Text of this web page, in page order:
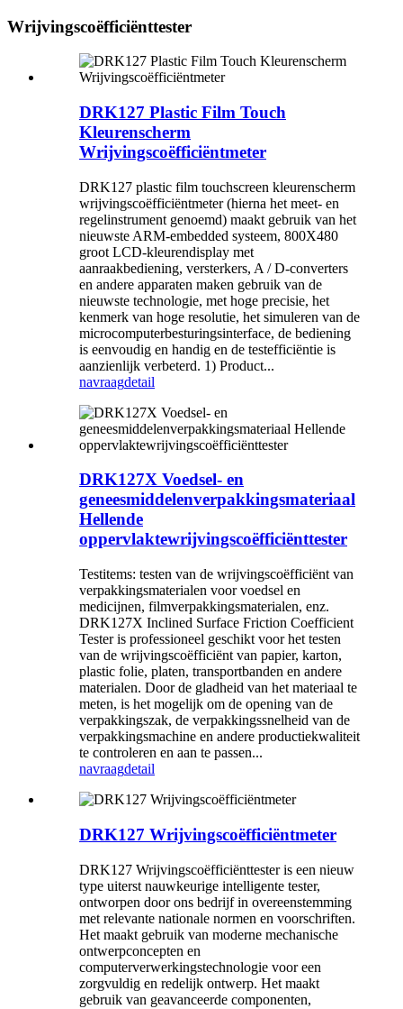
Wrijvingscoëfficiënttester
DRK127 Plastic Film Touch
Kleurenscherm
Wrijvingscoëfficiëntmeter
DRK127 plastic film touchscreen kleurenscherm
wrijvingscoëfficiëntmeter (hierna het meet- en
regelinstrument genoemd) maakt gebruik van het
nieuwste ARM-embedded systeem, 800X480
groot LCD-kleurendisplay met
aanraakbediening, versterkers, A / D-converters
en andere apparaten maken gebruik van de
nieuwste technologie, met hoge precisie, het
kenmerk van hoge resolutie, het simuleren van de
microcomputerbesturingsinterface, de bediening
is eenvoudig en handig en de testefficiëntie is
aanzienlijk verbeterd. 1) Product...
navraagdetail
DRK127X Voedsel- en
geneesmiddelenverpakkingsmateriaal
Hellende
oppervlaktewrijvingscoëfficiënttester
Testitems: testen van de wrijvingscoëfficiënt van
verpakkingsmaterialen voor voedsel en
medicijnen, filmverpakkingsmaterialen, enz.
DRK127X Inclined Surface Friction Coefficient
Tester is professioneel geschikt voor het testen
van de wrijvingscoëfficiënt van papier, karton,
plastic folie, platen, transportbanden en andere
materialen. Door de gladheid van het materiaal te
meten, is het mogelijk om de opening van de
verpakkingszak, de verpakkingssnelheid van de
verpakkingsmachine en andere productiekwaliteit
te controleren en aan te passen...
navraagdetail
DRK127 Wrijvingscoëfficiëntmeter
DRK127 Wrijvingscoëfficiënttester is een nieuw
type uiterst nauwkeurige intelligente tester,
ontworpen door ons bedrijf in overeenstemming
met relevante nationale normen en voorschriften.
Het maakt gebruik van moderne mechanische
ontwerpconcepten en
computerverwerkingstechnologie voor een
zorgvuldig en redelijk ontwerp. Het maakt
gebruik van geavanceerde componenten,